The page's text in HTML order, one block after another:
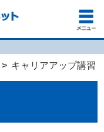
キャリアアップ講習